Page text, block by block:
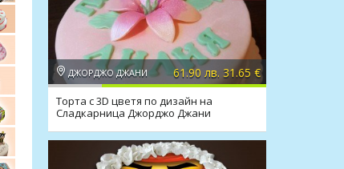
ДЖОРДЖО ДЖАНИ 61.90 лв. 31.65 €
Торта с 3D цветя по дизайн на
Сладкарница Джорджо Джани